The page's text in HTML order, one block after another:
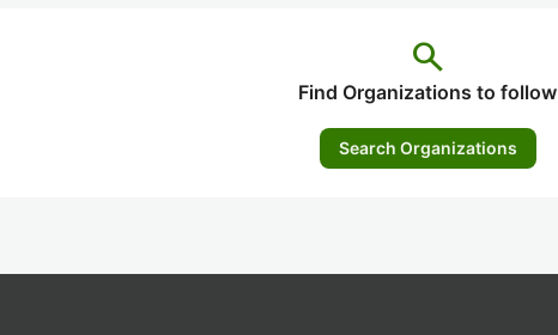
search
Find Organizations to follow
Search Organizations